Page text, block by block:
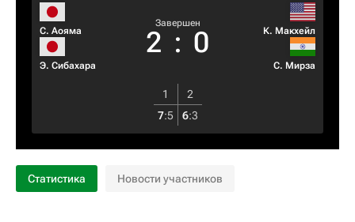
С. Аояма
Э. Сибахара
Завершен
2 : 0 К. Макхейл
С. Мирза
1
2
7:5 6:3
Статистика Новости участников